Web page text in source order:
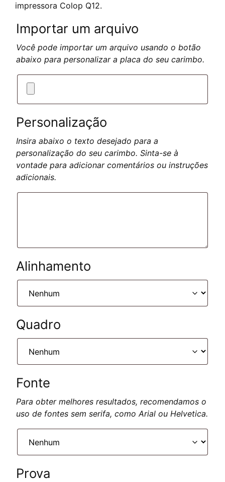
impressora Colop Q12.
Importar um arquivo
Você pode importar um arquivo usando o botão
abaixo para personalizar a placa do seu carimbo.
Personalização
Insira abaixo o texto desejado para a
personalização do seu carimbo. Sinta-se à
vontade para adicionar comentários ou instruções
adicionais.
Alinhamento
Quadro
Fonte
Para obter melhores resultados, recomendamos o
uso de fontes sem serifa, como Arial ou Helvetica.
Prova